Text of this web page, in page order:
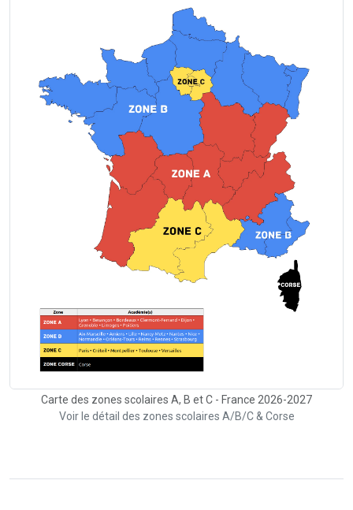
Carte des zones scolaires A, B et C - France 2026-2027
Voir le détail des zones scolaires A/B/C & Corse